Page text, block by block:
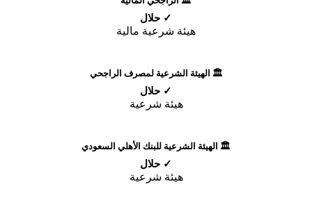
✓ حلال
هيئة شرعية مالية
🏛️ الهيئة الشرعية لمصرف الراجحي
✓ حلال
هيئة شرعية
🏛️ الهيئة الشرعية للبنك الأهلي السعودي
✓ حلال
هيئة شرعية